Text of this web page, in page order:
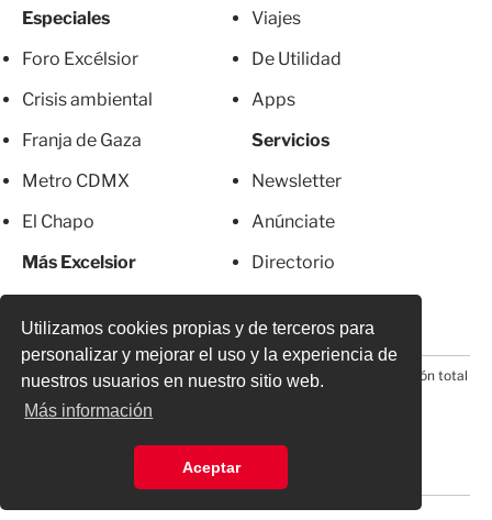
Utilizamos cookies propias y de terceros para
personalizar y mejorar el uso y la experiencia de
nuestros usuarios en nuestro sitio web.
Más información
Aceptar
Especiales
Foro Excélsior
Crisis ambiental
Franja de Gaza
Metro CDMX
El Chapo
Más Excelsior
Viajes
De Utilidad
Apps
Servicios
Newsletter
Anúnciate
Directorio
© 2026 Todos los derechos reservados. Prohibida la reproducción total
o parcial, incluyendo cualquier medio electrónico*